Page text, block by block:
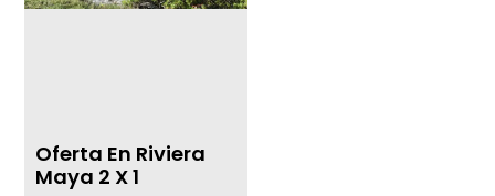
Oferta En Riviera
Maya 2 X 1